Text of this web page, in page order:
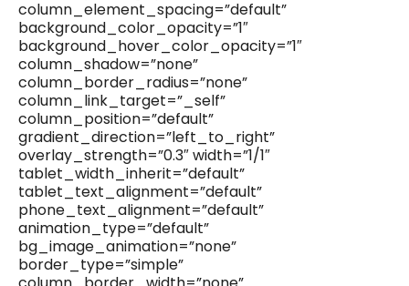
column_element_spacing=”default”
background_color_opacity=”1″
background_hover_color_opacity=”1″
column_shadow=”none”
column_border_radius=”none”
column_link_target=”_self”
column_position=”default”
gradient_direction=”left_to_right”
overlay_strength=”0.3″ width=”1/1″
tablet_width_inherit=”default”
tablet_text_alignment=”default”
phone_text_alignment=”default”
animation_type=”default”
bg_image_animation=”none”
border_type=”simple”